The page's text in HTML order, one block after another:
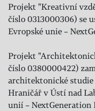
Projekt "Kreativní
číslo 0313000306) se
Evropské unie –
Projekt
číslo 0380000422)
architektonické
Hraničář v Ústí nad
unií – NextGeneration